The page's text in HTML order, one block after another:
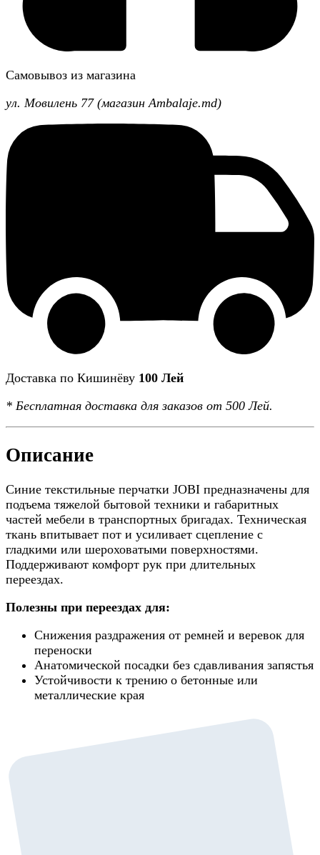
Самовывоз из магазина
ул. Мовилень 77 (магазин Ambalaje.md)
Доставка по Кишинёву 100 Лей
* Бесплатная доставка для заказов от 500 Лей.
Описание
Синие текстильные перчатки JOBI предназначены для
подъема тяжелой бытовой техники и габаритных
частей мебели в транспортных бригадах. Техническая
ткань впитывает пот и усиливает сцепление с
гладкими или шероховатыми поверхностями.
Поддерживают комфорт рук при длительных
переездах.
Полезны при переездах для:
Снижения раздражения от ремней и веревок для
переноски
Анатомической посадки без сдавливания запястья
Устойчивости к трению о бетонные или
металлические края